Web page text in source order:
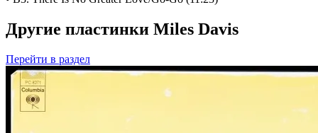
Другие пластинки Miles Davis
Перейти в раздел